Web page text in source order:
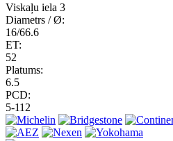
Viskaļu iela 3
Diametrs / Ø:
16/66.6
ET:
52
Platums:
6.5
PCD:
5-112